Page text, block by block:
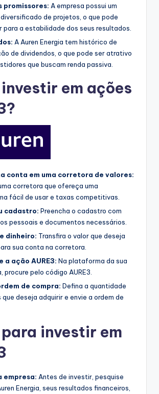
promissores: A empresa possui um
de projetos, o que pode
para a estabilidade dos seus resultados.
A Auren Energia tem histórico de
de dividendos, o que pode ser atrativo
que buscam renda passiva.
em ações
conta em uma corretora de valores:
corretora que ofereça uma
fácil de usar e taxas competitivas.
cadastro: Preencha o cadastro com
pessoais e documentos necessários.
dinheiro: Transfira o valor que deseja
sua conta na corretora.
a ação AURE3: Na plataforma da sua
procure pelo código AURE3.
de compra: Defina a quantidade
deseja adquirir e envie a ordem de
investir em
empresa: Antes de investir, pesquise
Energia, seus resultados financeiros,